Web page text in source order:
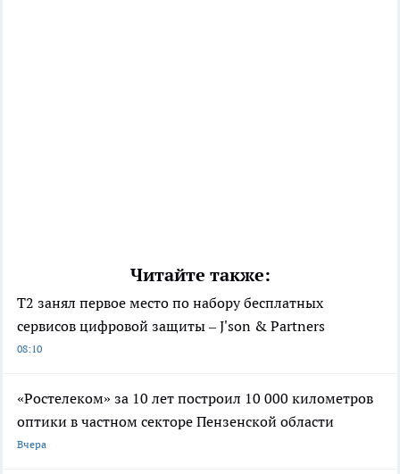
Читайте также:
Т2 занял первое место по набору бесплатных
сервисов цифровой защиты – J'son & Partners
08:10
«Ростелеком» за 10 лет построил 10 000 километров
оптики в частном секторе Пензенской области
Вчера